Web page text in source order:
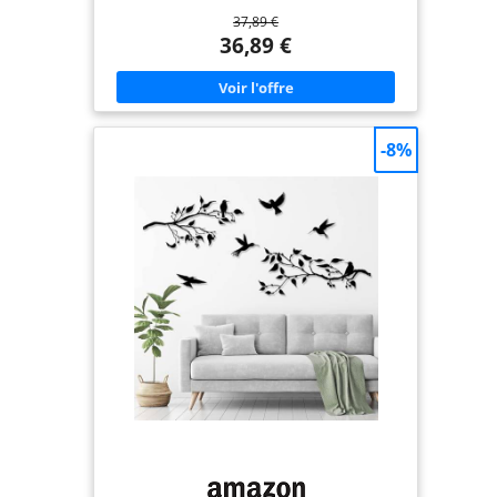
joliment emballée et conçue pour les amateurs de
décoration intérieure moderne. [Originalité
Unique] cette sculpture murale en silhouette
d'oiseau en métal est inspirée par la nature, le
noir classique, simple et beau, la conception de
patchwork rend le produit peut être appliqué à
un plus grand espace mural, équipé de 4 oiseaux
les deux directions, de sorte que les oiseaux
peuvent voler dans la bonne direction vers votre
murale en métal est faite d'acier galvanisé de
haute qualité, découpé au laser professionnel. Les
peintures métalliques de pduoduo ne sont pas
seulement uniques et de qualité supérieure, elles
sont également durables et durables, de sorte que
vous puissiez bénéficier à long terme de la
décoration murale de votre maison en métal.
[Facile à Accrocher] les feuilles avec décoration
murale oiseau sont faciles et faciles à installer.
Chaque feuille avec une décoration murale
d'oiseau a de petits trous et vous pouvez
facilement l'accrocher où vous voulez le montrer.
[Largement Utilisé] le mur d'oiseau suspendu en
métal noir peut être utilisé pour diverses
famille et les amis. Acheter des décorations
37,89 €
36,89 €
-8%